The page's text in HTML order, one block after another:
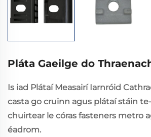
Pláta Gaeilge do
Is iad Plátaí Measairí Iarnróid
casta go cruinn agus plátaí stáin
chuirtear le córas fasteners metro
éadrom.